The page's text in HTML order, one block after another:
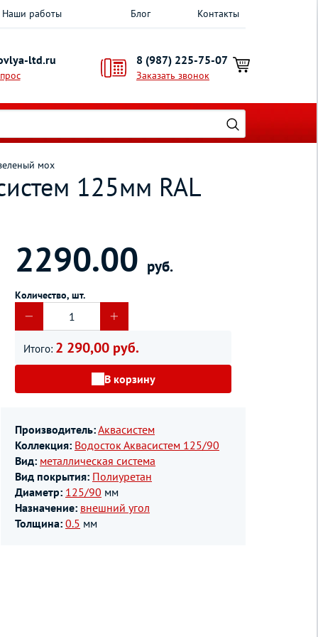
Наши работы Блог Контакты
ltd.ru 8 (987) 225-75-07
Заказать звонок
мох
125мм RAL
2290.00 руб.
Количество, шт.
Итого: 2 290,00 руб.
В корзину
Производитель:Аквасистем
Коллекция: Водосток Аквасистем 125/90
Вид: металлическая система
Вид покрытия: Полиуретан
Диаметр: 125/90 мм
Назначение: внешний угол
Толщина: 0.5 мм